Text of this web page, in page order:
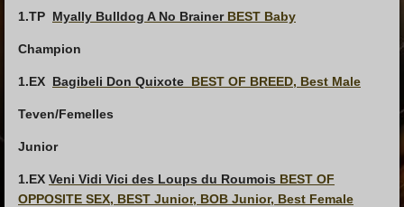
1.TP Myally Bulldog A No BrainerBEST Baby
Champion
1.EX Bagibeli Don Quixote BEST OF BREED, Best Male
Teven/Femelles
Junior
1.EX Veni Vidi Vici des Loups du Roumois BEST OF
OPPOSITE SEX, BEST Junior, BOB Junior, Best Female